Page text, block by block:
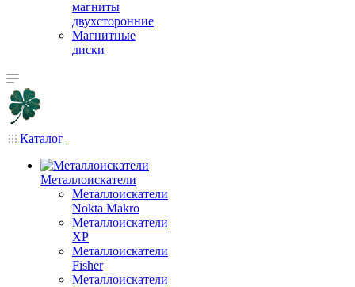
магниты
двухсторонние
Магнитные
диски
Каталог
Металлоискатели
Металлоискатели
Nokta Makro
Металлоискатели
XP
Металлоискатели
Fisher
Металлоискатели